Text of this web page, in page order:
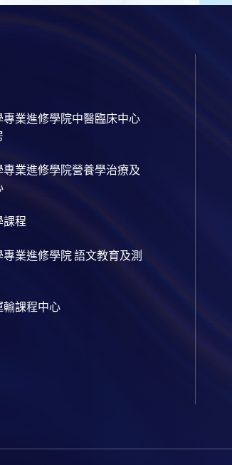
專業進修學院中醫臨床中心
專業進修學院營養學治療及
課程
業進修學院 語文教育及測
輸課程中心